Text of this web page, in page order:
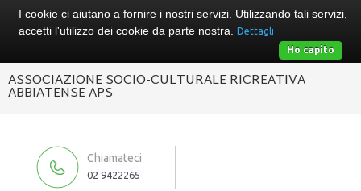
ASSOCIAZIONE SOCIO-CULTURALE RICREATIVA
ABBIATENSE APS
Chiamateci
02 9422265
I cookie ci aiutano a fornire i nostri servizi. Utilizzando tali servizi,
accetti l'utilizzo dei cookie da parte nostra.
Dettagli
Ho capito